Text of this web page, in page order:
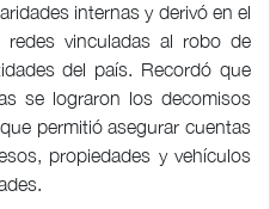
internas y derivó en el
vinculadas al robo de
del país. Recordó que
se lograron los decomisos
permitió asegurar cuentas
propiedades y vehículos